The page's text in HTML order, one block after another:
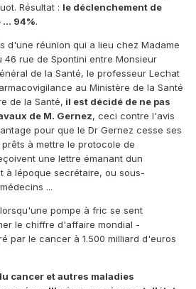
Résultat : le déclenchement de
94%.
d'une réunion qui a lieu chez Madame
46 rue de Spontini entre Monsieur
de la Santé, le professeur Lechat
au Ministère de la Santé
de la Santé, il est décidé de ne pas
de M. Gernez, ceci contre l'avis
pour que le Dr Gernez cesse ses
à mettre le protocole de
une lettre émanant dun
à lépoque secrétaire, ou sous-
...
pompe à fric se sent
le chiffre d'affaire mondial -
par le cancer à 1.500 milliard d'euros
cancer et autres maladies